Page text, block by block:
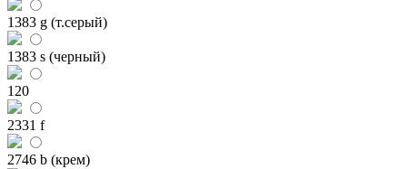
1383 g (т.серый)
1383 s (черный)
120
2331 f
2746 b (крем)